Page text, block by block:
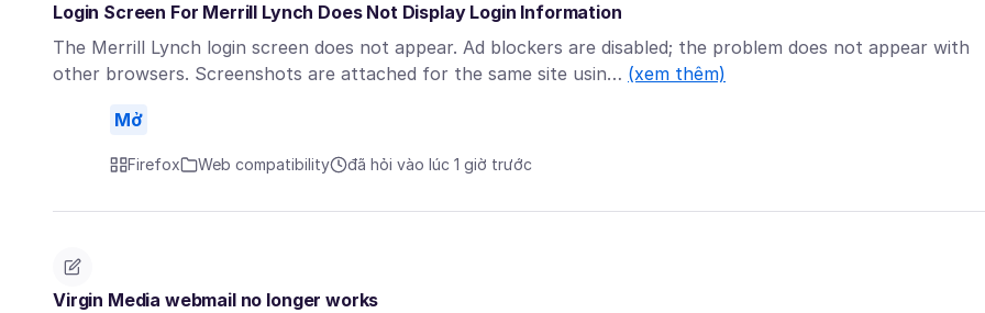
Login Screen For Merrill Lynch Does Not Display Login Information
The Merrill Lynch login screen does not appear. Ad blockers are disabled; the problem does not appear with
other browsers. Screenshots are attached for the same site usin… (xem thêm)
Mở
Firefox Web compatibility đã hỏi vào lúc 1 giờ trước
Virgin Media webmail no longer works